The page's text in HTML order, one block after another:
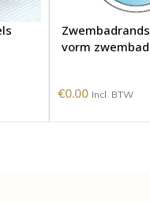
vorm
€0.00 Incl. BTW